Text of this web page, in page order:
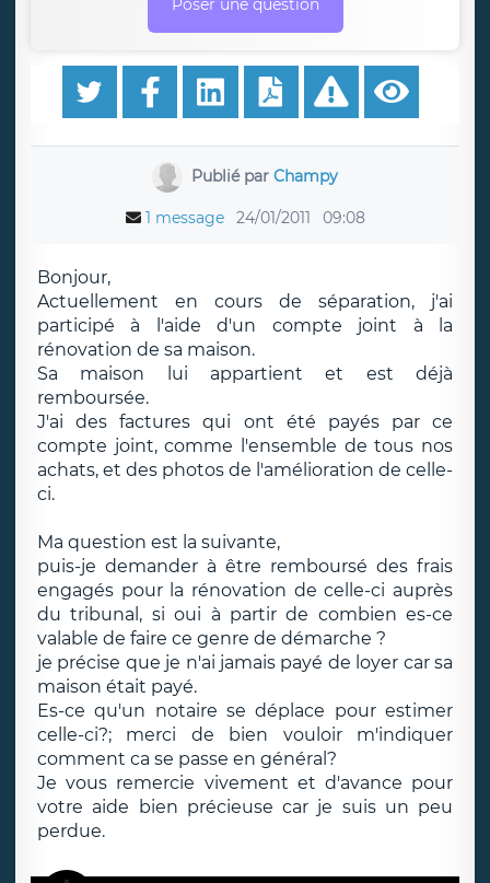
Poser une question
Publié par Champy
1 message 24/01/2011 09:08
Bonjour,
Actuellement en cours de séparation, j'ai
participé à l'aide d'un compte joint à la
rénovation de sa maison.
Sa maison lui appartient et est déjà
remboursée.
J'ai des factures qui ont été payés par ce
compte joint, comme l'ensemble de tous nos
achats, et des photos de l'amélioration de celle-
ci.
Ma question est la suivante,
puis-je demander à être remboursé des frais
engagés pour la rénovation de celle-ci auprès
du tribunal, si oui à partir de combien es-ce
valable de faire ce genre de démarche ?
je précise que je n'ai jamais payé de loyer car sa
maison était payé.
Es-ce qu'un notaire se déplace pour estimer
celle-ci?; merci de bien vouloir m'indiquer
comment ca se passe en général?
Je vous remercie vivement et d'avance pour
votre aide bien précieuse car je suis un peu
perdue.